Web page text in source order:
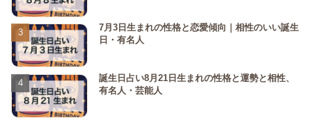
7月3日生まれの性格と恋愛傾向｜相性のいい誕生
日・有名人
誕生日占い8月21日生まれの性格と運勢と相性、
有名人・芸能人